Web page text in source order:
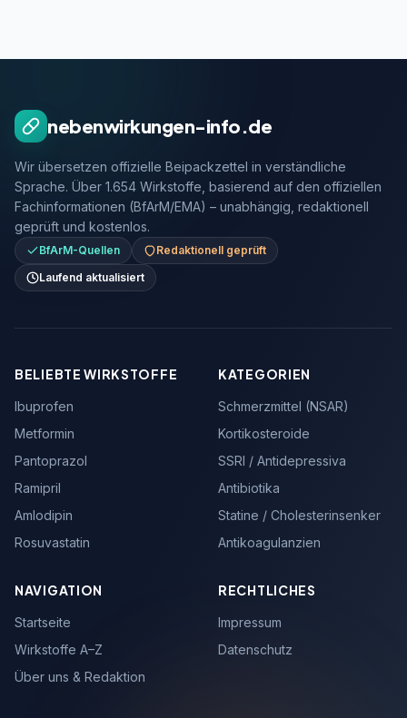
nebenwirkungen-info.de
Wir übersetzen offizielle Beipackzettel in verständliche
Sprache. Über 1.654 Wirkstoffe, basierend auf den offiziellen
Fachinformationen (BfArM/EMA) – unabhängig, redaktionell
geprüft und kostenlos.
BfArM-Quellen
Redaktionell geprüft
Laufend aktualisiert
BELIEBTE WIRKSTOFFE
Ibuprofen
Metformin
Pantoprazol
Ramipril
Amlodipin
Rosuvastatin
KATEGORIEN
Schmerzmittel (NSAR)
Kortikosteroide
SSRI / Antidepressiva
Antibiotika
Statine / Cholesterinsenker
Antikoagulanzien
NAVIGATION
Startseite
Wirkstoffe A–Z
Über uns & Redaktion
RECHTLICHES
Impressum
Datenschutz